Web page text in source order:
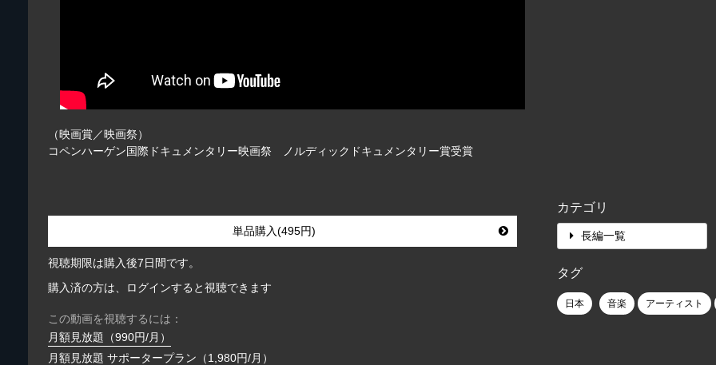
（映画賞／映画祭）
コペンハーゲン国際ドキュメンタリー映画祭 ノルディックドキュメンタリー賞受賞
単品購入(495円)
視聴期限は購入後7日間です。
購入済の方は、ログインすると視聴できます
この動画を視聴するには：
月額見放題（990円/月）
月額見放題 サポータープラン（1,980円/月）
カテゴリ
長編一覧
タグ
日本 音楽 アーティスト